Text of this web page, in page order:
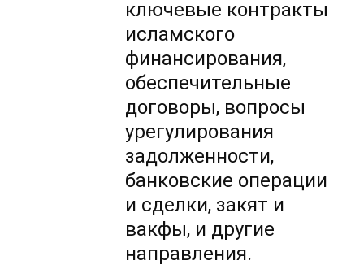
ключевые контракты
исламского
финансирования,
обеспечительные
договоры, вопросы
урегулирования
задолженности,
банковские операции
и сделки, закят и
вакфы, и другие
направления.